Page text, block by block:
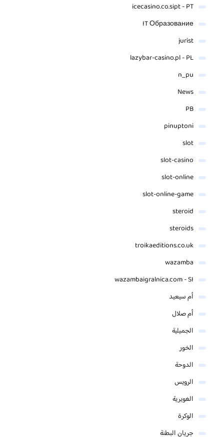
icecasino.co.sipt - PT
IT Образование
jurist
lazybar-casino.pl - PL
n_pu
News
PB
pinuptoni
slot
slot-casino
slot-online
slot-online-game
steroid
steroids
troikaeditions.co.uk
wazamba
wazambaigralnica.com - SI
أم سيعيد
أم صلال
الجميلية
الخور
الدوحة
الرويس
الغويرية
الوكرة
جريان البطنة